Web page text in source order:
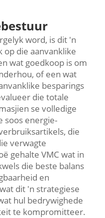
word, is dit 'n
die aanvanklike
wat goedkoop is om
of een wat
besparings
die totale
se volledige
soos energie-
die
verwagte
gehalte VMC wat in
die beste balans
en
dit 'n strategiese
hul bedrywighede
te kompromitteer.